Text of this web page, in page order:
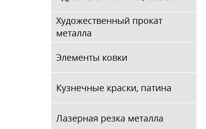
Художественный прокат
металла
Элементы ковки
Кузнечные краски, патина
Лазерная резка металла